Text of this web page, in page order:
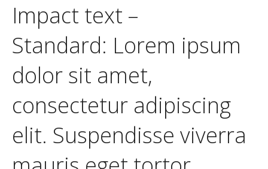
Impact text –
Standard: Lorem ipsum
dolor sit amet,
consectetur adipiscing
elit. Suspendisse viverra